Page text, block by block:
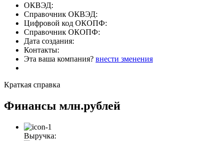
ОКВЭД:
Справочник ОКВЭД:
Цифровой код ОКОПФ:
Справочник ОКОПФ:
Дата создания:
Контакты:
Эта ваша компания? внести зменения
Краткая справка
Финансы млн.рублей
Выручка: